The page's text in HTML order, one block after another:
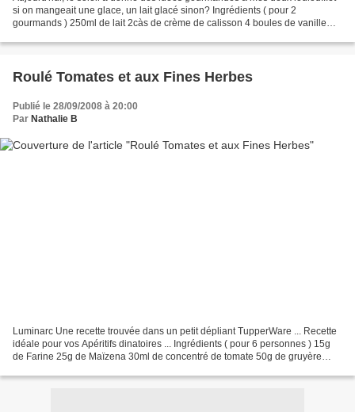
si on mangeait une glace, un lait glacé sinon? Ingrédients ( pour 2
gourmands ) 250ml de lait 2càs de crème de calisson 4 boules de vanille
Roulé Tomates et aux Fines Herbes
Publié le 28/09/2008 à 20:00
Par Nathalie B
Luminarc Une recette trouvée dans un petit dépliant TupperWare ... Recette
idéale pour vos Apéritifs dinatoires ... Ingrédients ( pour 6 personnes ) 15g
de Farine 25g de Maïzena 30ml de concentré de tomate 50g de gruyère